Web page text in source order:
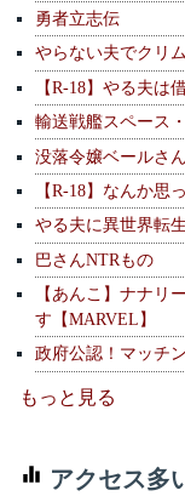
勇者立志伝
やらない夫でクリ
【R-18】やる夫は
輸送戦艦スペース
没落令嬢ベールさ
【R-18】なんか思
やる夫に異世界転
巴さんNTRもの
【あんこ】ナナリ
す【MARVEL】
政府公認！マッチ
もっと見る
アクセス多